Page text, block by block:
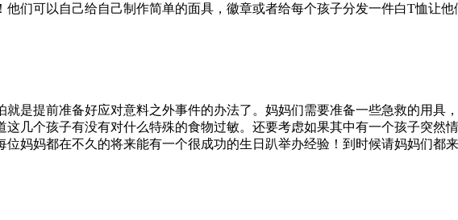
们可以自己给自己制作简单的面具，徽章或者给每个孩子分发一件白T恤让
是提前准备好应对意料之外事件的办法了。妈妈们需要准备一些急救的用具
几个孩子有没有对什么特殊的食物过敏。还要考虑如果其中有一个孩子突然
妈妈都在不久的将来能有一个很成功的生日趴举办经验！到时候请妈妈们都